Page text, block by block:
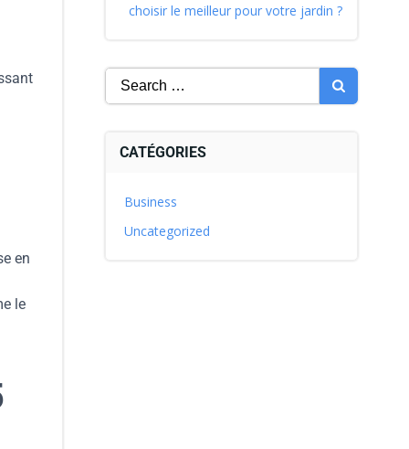
en
le
choisir le meilleur pour votre jardin ?
CATÉGORIES
Business
Uncategorized